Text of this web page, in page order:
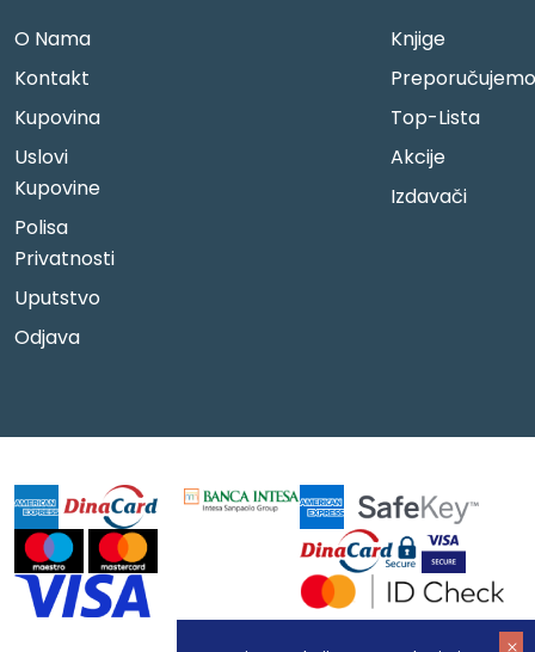
O Nama
Kontakt
Kupovina
Uslovi
Kupovine
Polisa
Privatnosti
Uputstvo
Odjava
Knjige
Preporučujemo
Top-Lista
Akcije
Izdavači